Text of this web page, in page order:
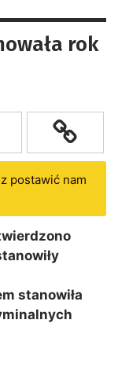
rok
postawić nam
stanowiła